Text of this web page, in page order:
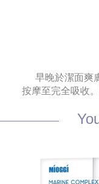
早晚於潔面爽
按摩至完全吸收